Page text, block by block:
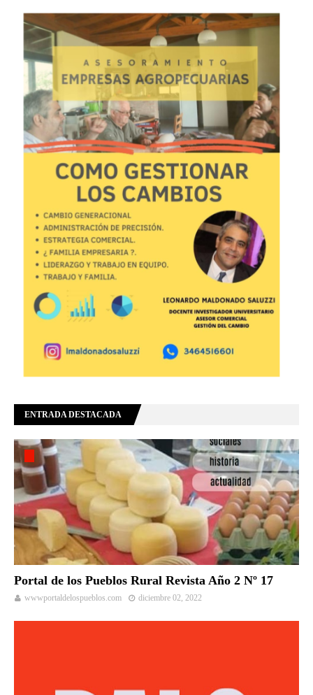
ENTRADA DESTACADA
Portal de los Pueblos Rural Revista Año 2 Nº 17
wwwportaldelospueblos.com diciembre 02, 2022